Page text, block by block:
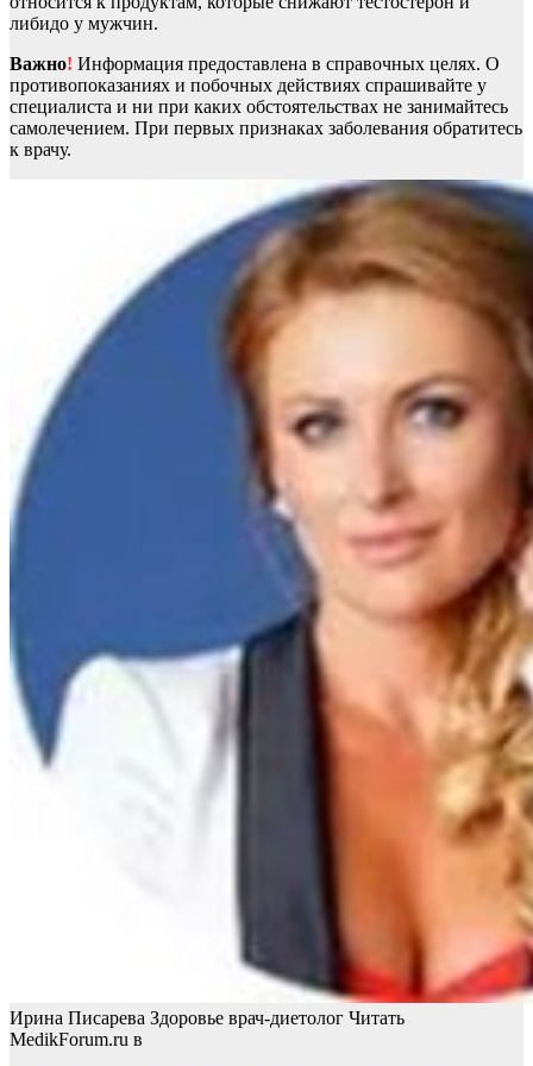
либидо у мужчин.
Важно! Информация предоставлена в справочных целях. О
противопоказаниях и побочных действиях спрашивайте у
специалиста и ни при каких обстоятельствах не занимайтесь
самолечением. При первых признаках заболевания обратитесь
к врачу.
Ирина Писарева Здоровье врач-диетолог Читать
MedikForum.ru в